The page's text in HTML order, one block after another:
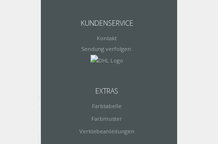
KUNDENSERVICE
Kontakt
Sendung verfolgen:
EXTRAS
Farbtabelle
Farbmuster
Verklebeanleitungen